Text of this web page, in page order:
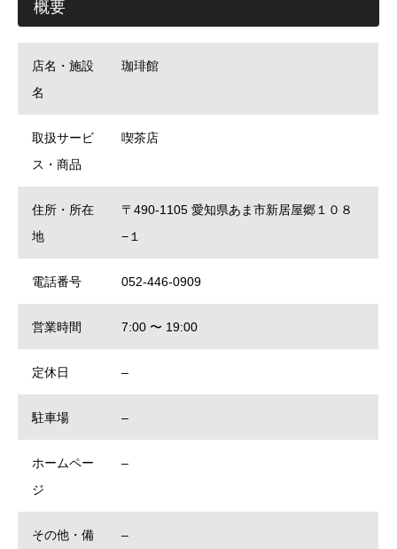
概要
店名・施設
名
珈琲館
取扱サービ
ス・商品
喫茶店
住所・所在
地
〒490-1105 愛知県あま市新居屋郷１０８
−１
電話番号 052-446-0909
営業時間 7:00 〜 19:00
定休日 –
駐車場 –
ホームペー
ジ
–
その他・備 –